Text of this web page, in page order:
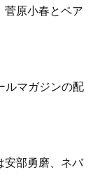
菅原小春とペア
ルマガジンの配
安部勇磨、ネバ